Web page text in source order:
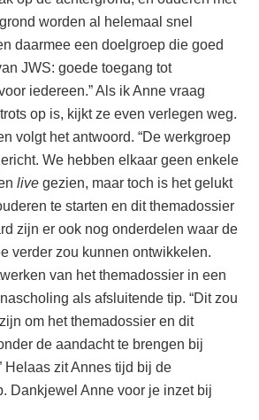
worden al helemaal snel
daarmee een doelgroep die goed
JWS: goede toegang tot
iedereen.” Als ik Anne vraag
op is, kijkt ze even verlegen weg.
volgt het antwoord. “De werkgroep
We hebben elkaar geen enkele
live gezien, maar toch is het gelukt
te starten en dit themadossier
zijn er ook nog onderdelen waar de
verder zou kunnen ontwikkelen.
van het themadossier in een
als afsluitende tip. “Dit zou
om het themadossier en dit
de aandacht te brengen bij
Helaas zit Annes tijd bij de
Dankjewel Anne voor je inzet bij